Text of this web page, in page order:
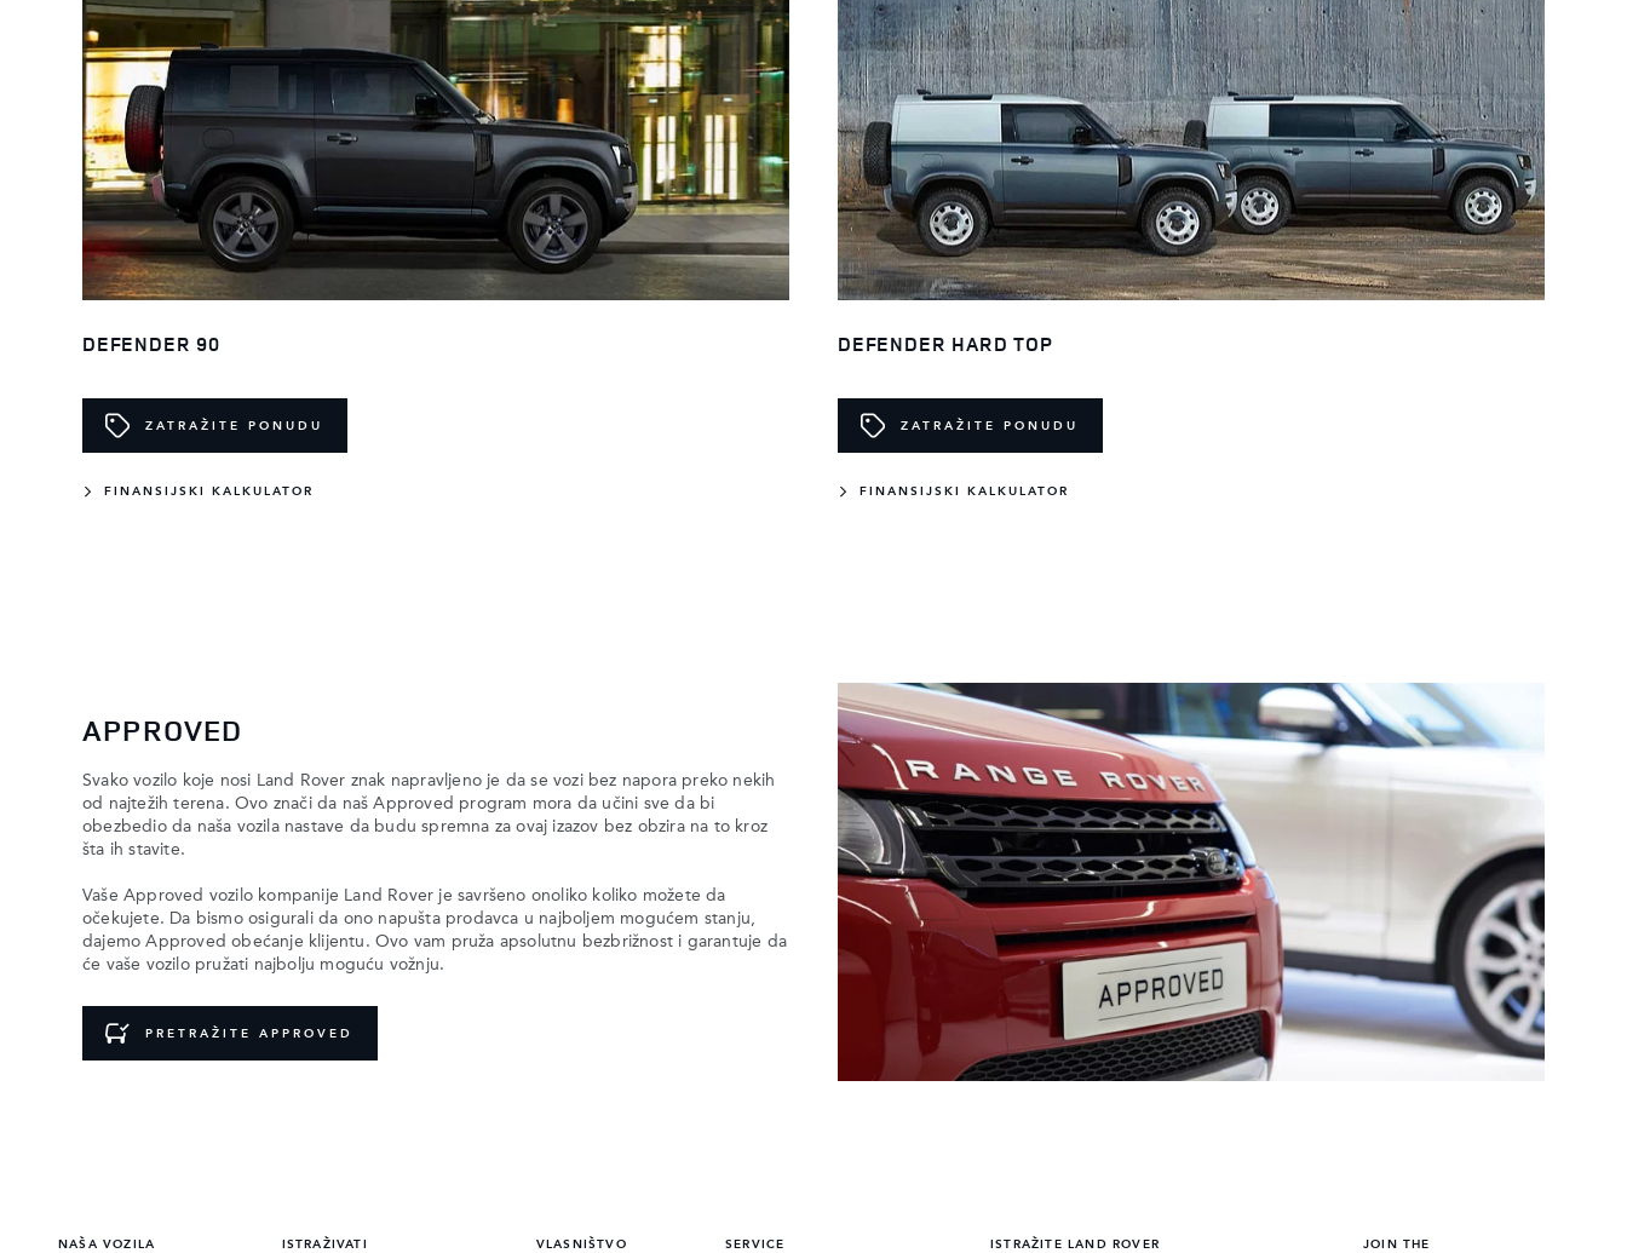
DEFENDER 90
ZATRAŽITE PONUDU
FINANSIJSKI KALKULATOR
DEFENDER HARD TOP
ZATRAŽITE PONUDU
FINANSIJSKI KALKULATOR
APPROVED
Svako vozilo koje nosi Land Rover znak napravljeno je da se vozi bez napora preko nekih
od najtežih terena. Ovo znači da naš Approved program mora da učini sve da bi
obezbedio da naša vozila nastave da budu spremna za ovaj izazov bez obzira na to kroz
šta ih stavite.
Vaše Approved vozilo kompanije Land Rover je savršeno onoliko koliko možete da
očekujete. Da bismo osigurali da ono napušta prodavca u najboljem mogućem stanju,
dajemo Approved obećanje klijentu. Ovo vam pruža apsolutnu bezbrižnost i garantuje da
će vaše vozilo pružati najbolju moguću vožnju.
PRETRAŽITE APPROVED
NAŠA VOZILA ISTRAŽIVATI VLASNIŠTVO SERVICE ISTRAŽITE LAND ROVER
JOIN THE